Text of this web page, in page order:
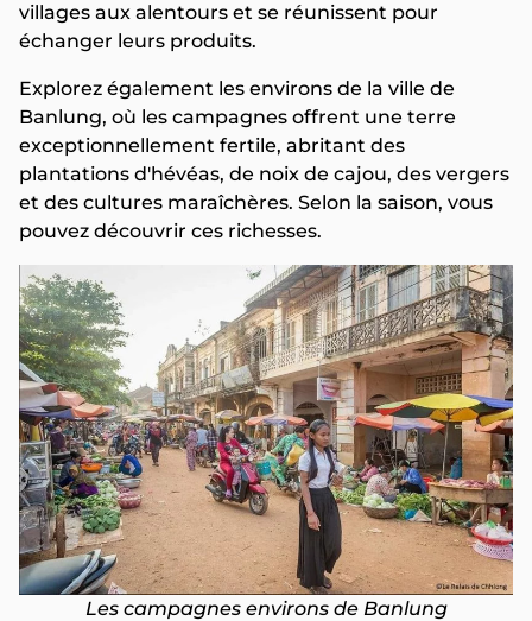
villages aux alentours et se réunissent pour
échanger leurs produits.
Explorez également les environs de la ville de
Banlung, où les campagnes offrent une terre
exceptionnellement fertile, abritant des
plantations d'hévéas, de noix de cajou, des vergers
et des cultures maraîchères. Selon la saison, vous
pouvez découvrir ces richesses.
Les campagnes environs de Banlung